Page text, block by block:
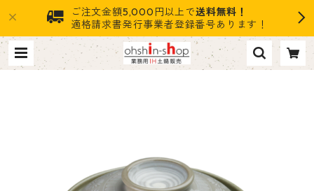
ご注文金額5,000円以上で送料無料！
適格請求書発行事業者登録番号あります！